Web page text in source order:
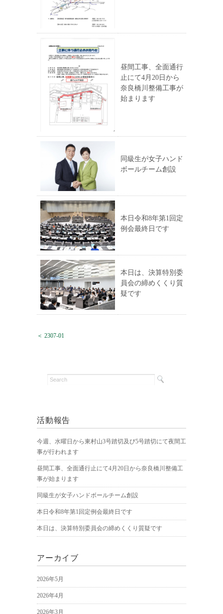
昼間工事、全面通行
止にて4月20日から
奈良橋川整備工事が
始まります
同級生が女子ハンド
ボールチーム創設
本日令和8年第1回定
例会最終日です
本日は、決算特別委
員会の締めくくり質
疑です
＜ 2307-01
活動報告
今週、水曜日から東村山3号踏切及び5号踏切にて夜間工
事が行われます
昼間工事、全面通行止にて4月20日から奈良橋川整備工
事が始まります
同級生が女子ハンドボールチーム創設
本日令和8年第1回定例会最終日です
本日は、決算特別委員会の締めくくり質疑です
アーカイブ
2026年5月
2026年4月
2026年3月